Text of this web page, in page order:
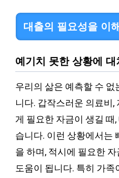
대출의 필요성을 이
예기치 못한 상황에 대
우리의 삶은 예측할 수 없
니다. 갑작스러운 의료비,
게 필요한 자금이 생길 때
습니다. 이런 상황에서는
을 하며, 적시에 필요한
도움이 됩니다. 특히 가